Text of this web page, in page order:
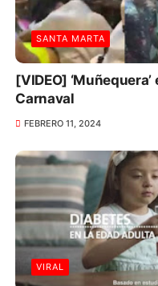
SANTA MARTA
[VIDEO]
Carnaval
FEBRERO 11, 2024
VIRAL